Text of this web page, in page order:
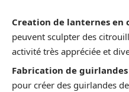
Creation de lanternes en
peuvent sculpter des
activité très appréciée et
Fabrication de guirlandes
pour créer des guirlandes